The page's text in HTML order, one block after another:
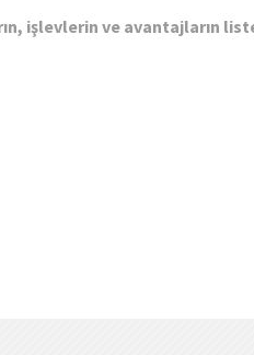
işlevlerin ve avantajların